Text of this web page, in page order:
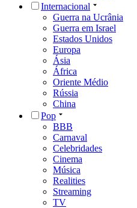
Internacional
Guerra na Ucrânia
Guerra em Israel
Estados Unidos
Europa
Ásia
África
Oriente Médio
Rússia
China
Pop
BBB
Carnaval
Celebridades
Cinema
Música
Realities
Streaming
TV